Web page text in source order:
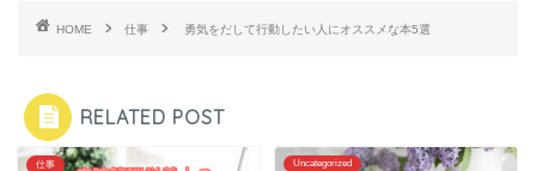
HOME 仕事 勇気をだして行動したい人にオススメな本5選
RELATED POST
仕事 Uncategorized 書評